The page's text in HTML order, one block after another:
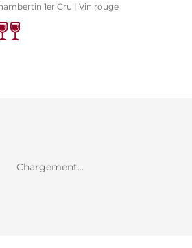
1er Cru | Vin rouge
Chargement...